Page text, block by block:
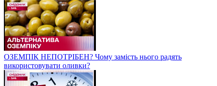
ОЗЕМПІК НЕПОТРІБЕН? Чому замість нього радять
використовувати оливки?